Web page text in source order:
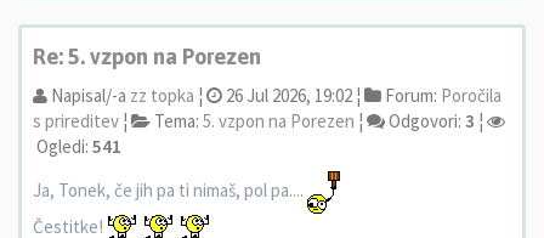
Re: 5. vzpon na Porezen
Napisal/-a zz topka ¦ 26 Jul 2026, 19:02 ¦ Forum: Poročila
s prireditev ¦ Tema: 5. vzpon na Porezen ¦ Odgovori: 3 ¦
Ogledi: 541
Ja, Tonek, če jih pa ti nimaš, pol pa....
Čestitke!